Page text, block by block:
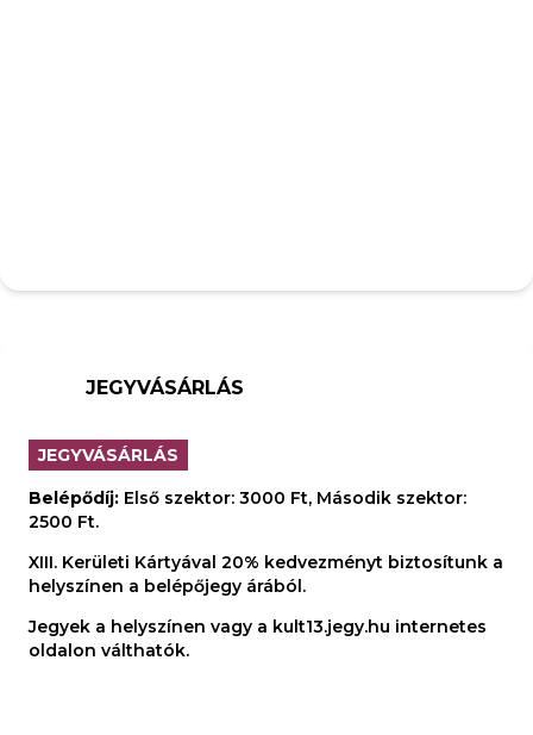
JEGYVÁSÁRLÁS
JEGYVÁSÁRLÁS
Belépődíj: Első szektor: 3000 Ft, Második szektor:
2500 Ft.
XIII. Kerületi Kártyával 20% kedvezményt biztosítunk a
helyszínen a belépőjegy árából.
Jegyek a helyszínen vagy a kult13.jegy.hu internetes
oldalon válthatók.